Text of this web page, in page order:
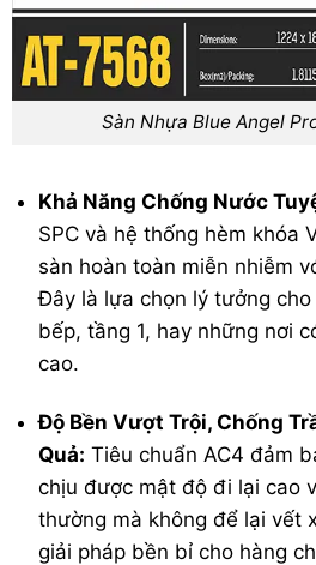
Sàn Nhựa Blue Angel
Khả Năng Chống Nước
SPC và hệ thống hèm khóa
sàn hoàn toàn miễn nhiễm
Đây là lựa chọn lý tưởng
bếp, tầng 1, hay những nơi
cao.
Độ Bền Vượt Trội, Chống
Quả: Tiêu chuẩn AC4 đảm
chịu được mật độ đi lại cao
thường mà không để lại vết
giải pháp bền bỉ cho hàng